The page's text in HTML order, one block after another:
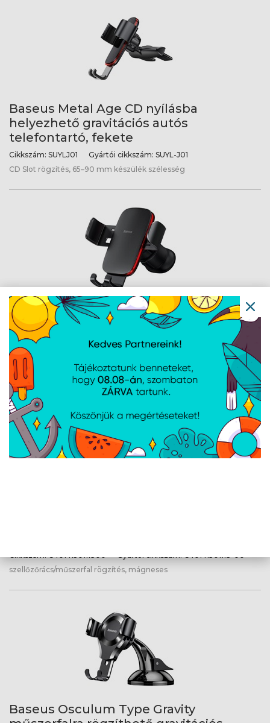
Baseus Metal Age CD nyílásba
helyezhető gravitációs autós
telefontartó, fekete
Cikkszám: SUYLJ01 Gyártói cikkszám: SUYL-J01
CD Slot rögzítés, 65–90 mm készülék szélesség
Baseus Metal Age II szellőzőrácsra
rögzíthető gravitációs autós
telefontartó, fekete
Cikkszám:
szellőzőrács rögzítés, 4,7–6,7" készülék átmérő
Cikkszám:C4014150111300 Gyártói cikkszám:C40141501113-00
szellőzőrács/műszerfal rögzítés, mágneses
Baseus Osculum Type Gravity